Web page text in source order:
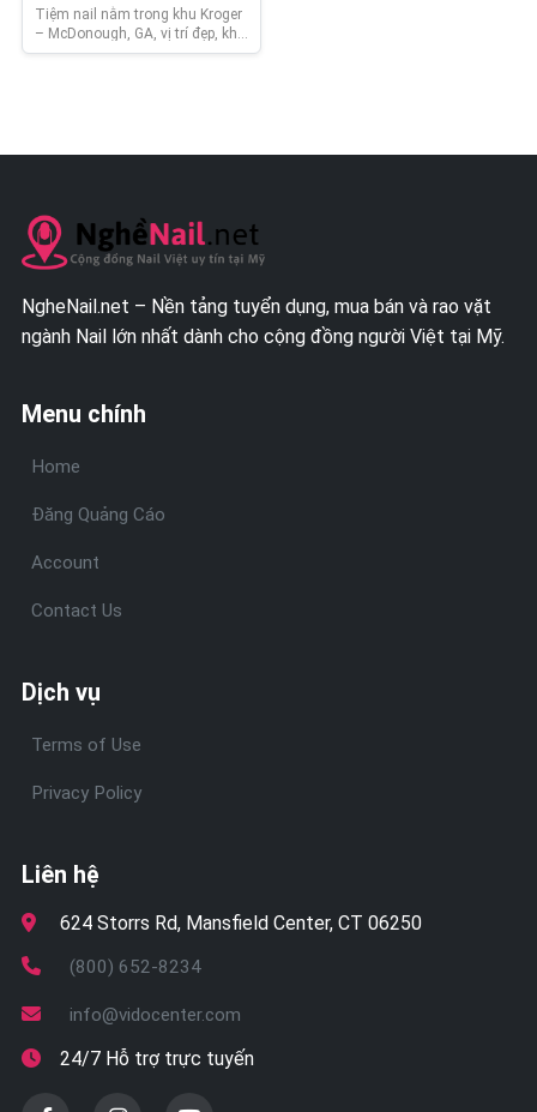
Tiệm nail nằm trong khu Kroger
– McDonough, GA, vị trí đẹp, khu
đông khách, hoạt động ổn định.
NgheNail.net – Nền tảng tuyển dụng, mua bán và rao vặt
ngành Nail lớn nhất dành cho cộng đồng người Việt tại Mỹ.
Menu chính
Home
Đăng Quảng Cáo
Account
Contact Us
Dịch vụ
Terms of Use
Privacy Policy
Liên hệ
624 Storrs Rd, Mansfield Center, CT 06250
(800) 652-8234
info@vidocenter.com
24/7 Hỗ trợ trực tuyến